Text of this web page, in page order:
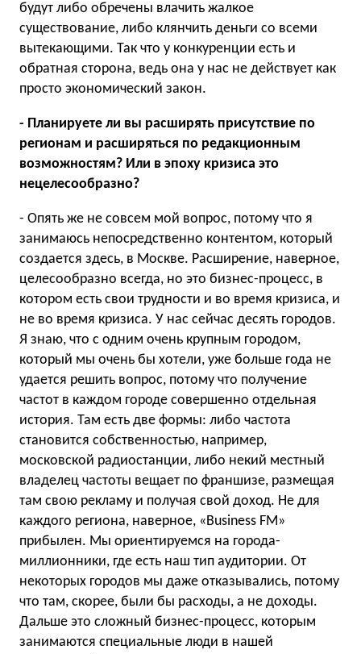
будут либо обречены влачить жалкое
существование, либо клянчить деньги со всеми
вытекающими. Так что у конкуренции есть и
обратная сторона, ведь она у нас не действует как
просто экономический закон.
- Планируете ли вы расширять присутствие по
регионам и расширяться по редакционным
возможностям? Или в эпоху кризиса это
нецелесообразно?
- Опять же не совсем мой вопрос, потому что я
занимаюсь непосредственно контентом, который
создается здесь, в Москве. Расширение, наверное,
целесообразно всегда, но это бизнес-процесс, в
котором есть свои трудности и во время кризиса, и
не во время кризиса. У нас сейчас десять городов.
Я знаю, что с одним очень крупным городом,
который мы очень бы хотели, уже больше года не
удается решить вопрос, потому что получение
частот в каждом городе совершенно отдельная
история. Там есть две формы: либо частота
становится собственностью, например,
московской радиостанции, либо некий местный
владелец частоты вещает по франшизе, размещая
там свою рекламу и получая свой доход. Не для
каждого региона, наверное, «Business FM»
прибылен. Мы ориентируемся на города-
миллионники, где есть наш тип аудитории. От
некоторых городов мы даже отказывались, потому
что там, скорее, были бы расходы, а не доходы.
Дальше это сложный бизнес-процесс, которым
занимаются специальные люди в нашей